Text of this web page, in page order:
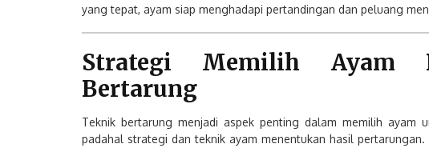
yang tepat, ayam siap menghadapi pertandingan dan peluang
Strategi Memilih Ayam
Bertarung
Teknik bertarung menjadi aspek penting dalam memilih ayam
padahal strategi dan teknik ayam menentukan hasil